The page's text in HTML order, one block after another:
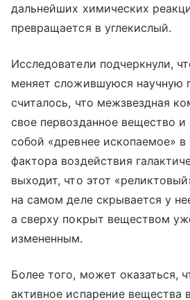
дальнейших химических
превращается в углекислый.
Исследователи подчеркнули,
меняет сложившуюся научную
считалось, что межзвездная
свое первозданное вещество и
собой «древнее ископаемое»
фактора воздействия
выходит, что этот
на самом деле скрывается у
а сверху покрыт веществом
измененным.
Более того, может оказаться,
активное испарение вещества